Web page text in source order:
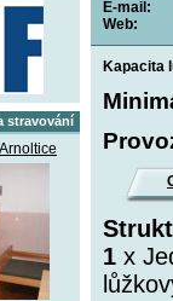
stravování
E-mail:
Web:
Kapacita
1 x